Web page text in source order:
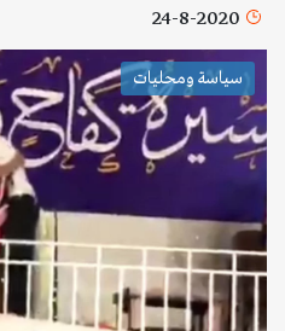
24-8-2020
سياسة ومحليات